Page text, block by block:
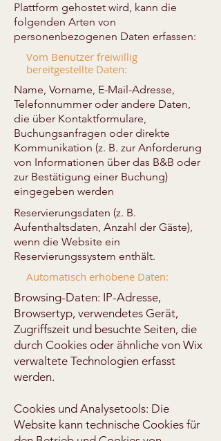
Plattform gehostet wird, kann die
folgenden Arten von
personenbezogenen Daten erfassen:
Vom Benutzer freiwillig
bereitgestellte Daten:
Name, Vorname, E-Mail-Adresse,
Telefonnummer oder andere Daten,
die über Kontaktformulare,
Buchungsanfragen oder direkte
Kommunikation (z. B. zur Anforderung
von Informationen über das B&B oder
zur Bestätigung einer Buchung)
eingegeben werden
Reservierungsdaten (z. B.
Aufenthaltsdaten, Anzahl der Gäste),
wenn die Website ein
Reservierungssystem enthält.
Automatisch erhobene Daten:
Browsing-Daten: IP-Adresse,
Browsertyp, verwendetes Gerät,
Zugriffszeit und besuchte Seiten, die
durch Cookies oder ähnliche von Wix
verwaltete Technologien erfasst
werden.
Cookies und Analysetools: Die
Website kann technische Cookies für